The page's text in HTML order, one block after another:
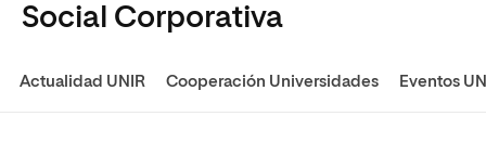
Social Corporativa
Actualidad UNIR Cooperación Universidades Eventos